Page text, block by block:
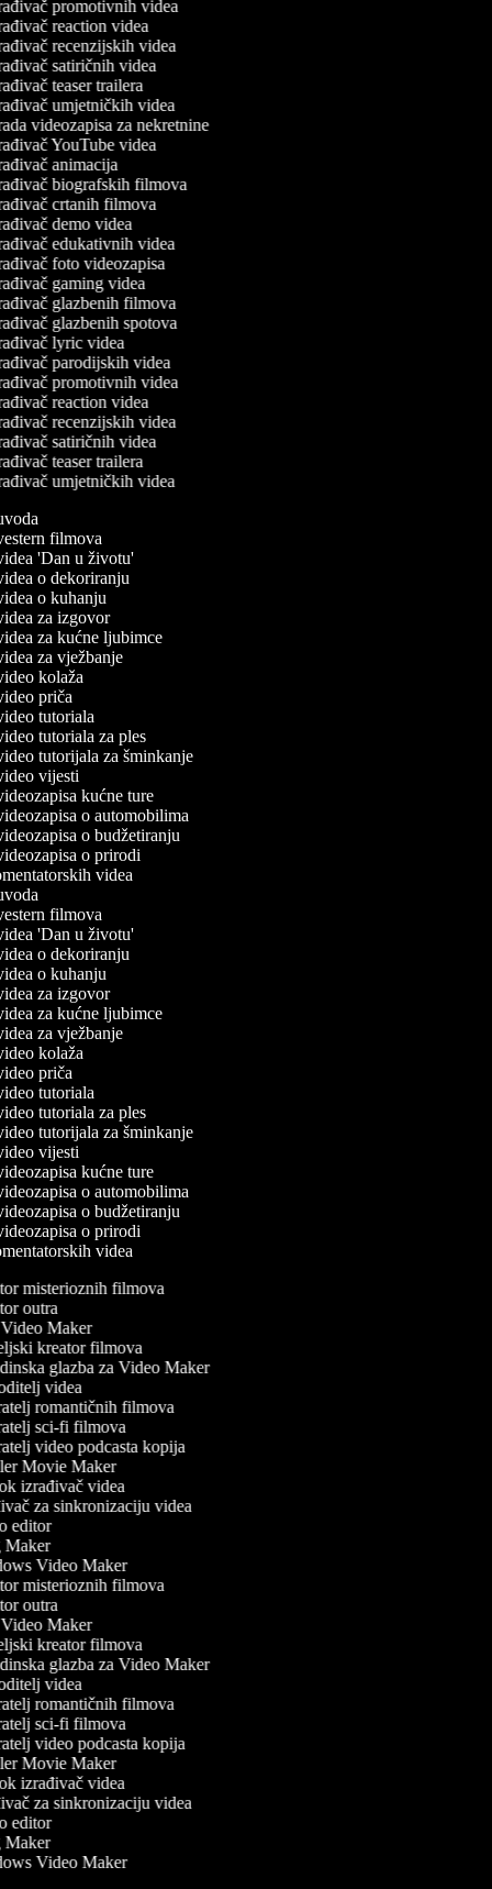
promotivnih videa
reaction videa
recenzijskih videa
satiričnih videa
teaser trailera
umjetničkih videa
videozapisa za nekretnine
YouTube videa
animacija
biografskih filmova
crtanih filmova
demo videa
edukativnih videa
foto videozapisa
gaming videa
glazbenih filmova
glazbenih spotova
lyric videa
parodijskih videa
promotivnih videa
reaction videa
recenzijskih videa
satiričnih videa
teaser trailera
umjetničkih videa
filmova
'Dan u životu'
o dekoriranju
o kuhanju
za izgovor
za kućne ljubimce
za vježbanje
kolaža
priča
tutoriala
tutoriala za ples
tutorijala za šminkanje
vijesti
kućne ture
o automobilima
o budžetiranju
o prirodi
videa
filmova
'Dan u životu'
o dekoriranju
o kuhanju
za izgovor
za kućne ljubimce
za vježbanje
kolaža
priča
tutoriala
tutoriala za ples
tutorijala za šminkanje
vijesti
kućne ture
o automobilima
o budžetiranju
o prirodi
videa
misterioznih filmova
outra
Maker
kreator filmova
glazba za Video Maker
videa
romantičnih filmova
sci-fi filmova
video podcasta kopija
Movie Maker
izrađivač videa
za sinkronizaciju videa
editor
Video Maker
misterioznih filmova
outra
Maker
kreator filmova
glazba za Video Maker
videa
romantičnih filmova
sci-fi filmova
video podcasta kopija
Movie Maker
izrađivač videa
za sinkronizaciju videa
editor
Video Maker